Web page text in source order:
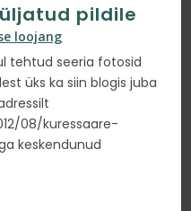
pildile
loojang
tehtud seeria fotosid
üks ka siin blogis juba
08/kuressaare-
keskendunud